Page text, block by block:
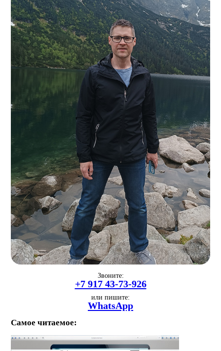
Звоните:
+7 917 43-73-926
или пишите:
WhatsApp
Самое читаемое: